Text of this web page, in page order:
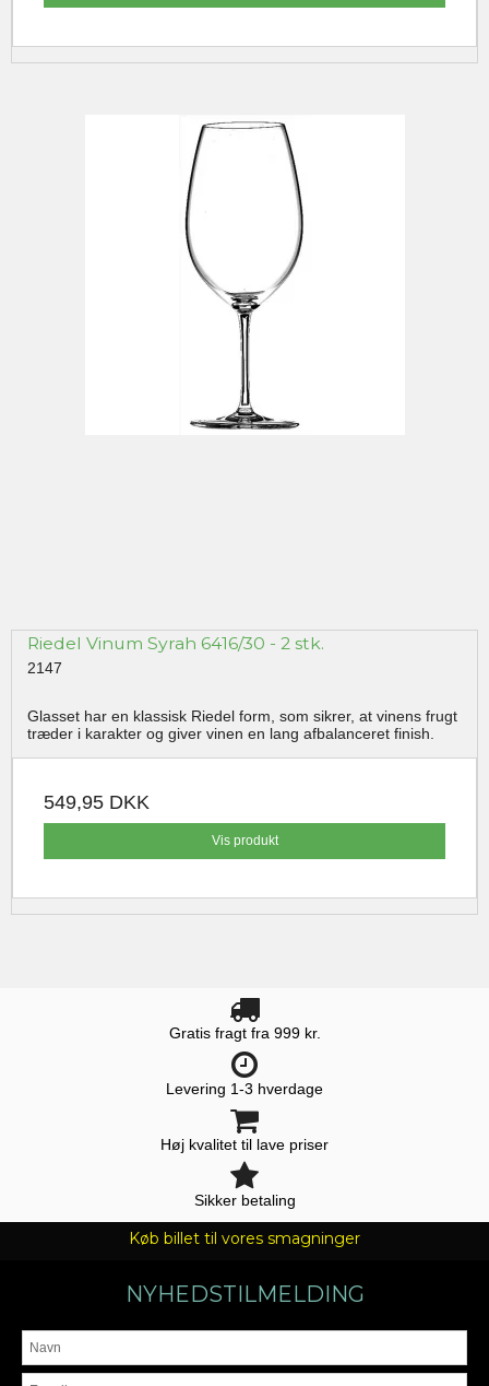
Riedel Vinum Syrah 6416/30 - 2 stk.
2147
Glasset har en klassisk Riedel form, som sikrer, at vinens frugt
træder i karakter og giver vinen en lang afbalanceret finish.
549,95 DKK
Vis produkt
Gratis fragt fra 999 kr.
Levering 1-3 hverdage
Høj kvalitet til lave priser
Sikker betaling
Køb billet til vores smagninger
NYHEDSTILMELDING